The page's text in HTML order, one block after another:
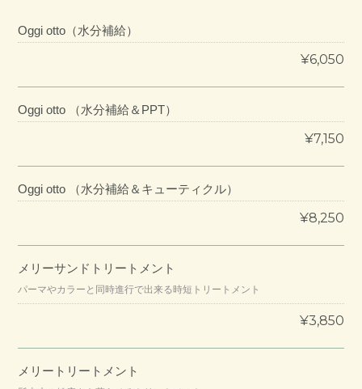
Oggi otto（水分補給）
¥6,050
Oggi otto （水分補給＆PPT）
¥7,150
Oggi otto （水分補給＆キューティクル）
¥8,250
メリーサンドトリートメント
パーマやカラーと同時進行で出来る時短トリートメント
¥3,850
メリートリートメント